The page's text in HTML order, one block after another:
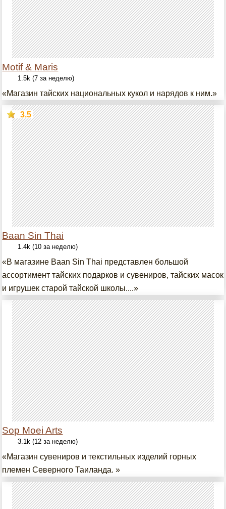
Motif & Maris
1.5k (7 за неделю)
«Магазин тайских национальных кукол и нарядов к ним.»
Baan Sin Thai
3.5
1.4k (10 за неделю)
«В магазине Baan Sin Thai представлен большой
ассортимент тайских подарков и сувениров, тайских масок
и игрушек старой тайской школы....»
Sop Moei Arts
3.1k (12 за неделю)
«Магазин сувениров и текстильных изделий горных
племен Северного Таиланда. »